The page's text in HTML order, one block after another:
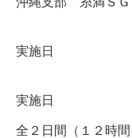
実施日
実施日
全２日間（１２時